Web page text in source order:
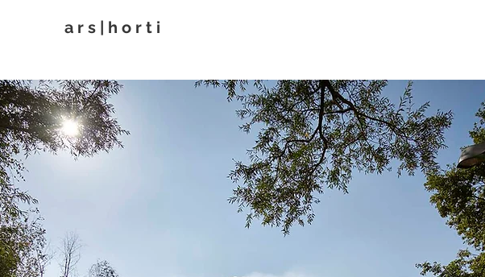
a r s | h o r t i